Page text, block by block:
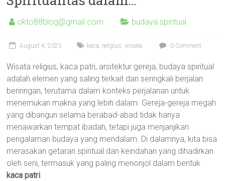
okto88blog@gmail.com budaya spiritual
August 4, 2025 kaca, religius,wisata 0 Comment
Wisata religius, kaca patri, arsitektur gereja, budaya spiritual
adalah elemen yang saling terkait dan seringkali berjalan
beriringan, terutama dalam konteks perjalanan untuk
menemukan makna yang lebih dalam. Gereja-gereja megah
yang dibangun selama berabad-abad tidak hanya
menawarkan tempat ibadah, tetapi juga menjanjikan
pengalaman budaya yang mendalam. Di dalamnya, kita bisa
merasakan getaran spiritual dan keindahan yang dihadirkan
oleh seni, termasuk yang paling menonjol dalam bentuk
kaca patri.